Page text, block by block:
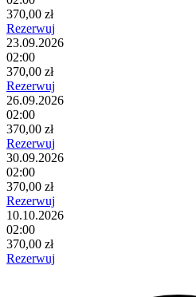
370,00 zł
Rezerwuj
23.09.2026
02:00
370,00 zł
Rezerwuj
26.09.2026
02:00
370,00 zł
Rezerwuj
30.09.2026
02:00
370,00 zł
Rezerwuj
10.10.2026
02:00
370,00 zł
Rezerwuj